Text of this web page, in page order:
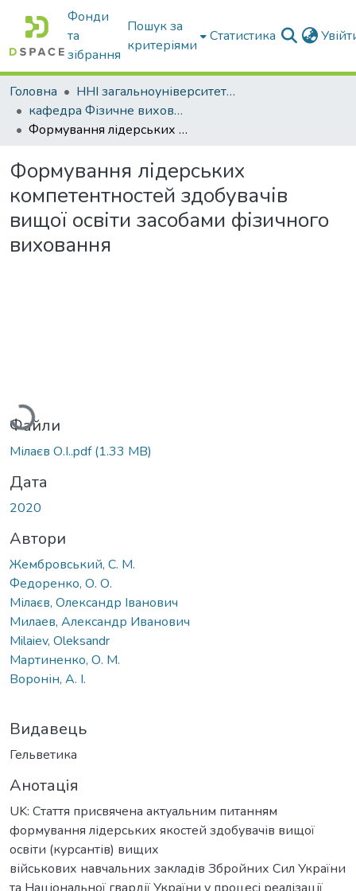
Фонди
та
зібрання
Пошук за
критеріями
Статистика
Головна
ННІ загальноуніверситетської підготовки
кафедра Фізичне виховання і спорт
Формування лідерських компетентностей здобувачів вищої освіти засобами фізичного виховання
Формування лідерських
компетентностей здобувачів
вищої освіти засобами фізичного
виховання
Вантажиться...
Файли
Мілаєв О.І..pdf(1.33 MB)
Дата
2020
Автори
Жембровський, С. М.
Федоренко, О. О.
Мілаєв, Олександр Іванович
Милаев, Александр Иванович
Milaiev, Oleksandr
Мартиненко, О. М.
Воронін, А. І.
Видавець
Гельветика
Анотація
UK: Стаття присвячена актуальним питанням
формування лідерських якостей здобувачів вищої
освіти (курсантів) вищих
військових навчальних закладів Збройних Сил України